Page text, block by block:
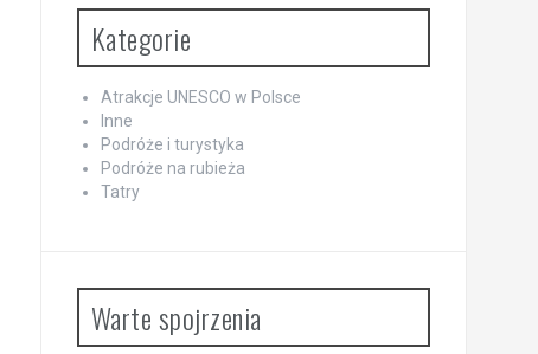
Kategorie
Atrakcje UNESCO w Polsce
Inne
Podróże i turystyka
Podróże na rubieża
Tatry
Warte spojrzenia